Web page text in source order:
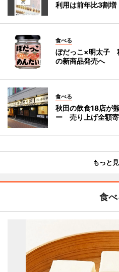
利用は前年比3割増
食べる
ぼだっこ×明太子
の新商品発売へ
食べる
秋田の飲食18店が
ー 売り上げ全額
もっと
食べ